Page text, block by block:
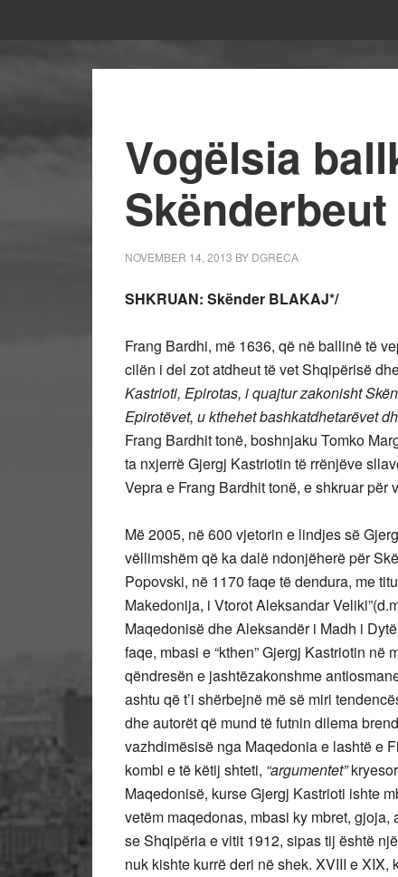
Vogëlsia
Skënderbeut
NOVEMBER 14, 2013 BY DGRECA
SHKRUAN: Skënder BLAKAJ*/
Frang Bardhi, më 1636, që në ballinë të
cilën i del zot atdheut të vet Shqipërisë
Kastrioti, Epirotas, i quajtur zakonisht
Epirotëvet, u kthehet bashkatdhetarëvet
Frang Bardhit tonë, boshnjaku Tomko
ta nxjerrë Gjergj Kastriotin të rrënjëve
Vepra e Frang Bardhit tonë, e shkruar
Më 2005, në 600 vjetorin e lindjes së
vëllimshëm që ka dalë ndonjëherë për
Popovski, në 1170 faqe të dendura, me
Makedonija, i Vtorot Aleksandar
Maqedonisë dhe Aleksandër i Madh i
faqe, mbasi e “kthen” Gjergj Kastriotin
qëndresën e jashtëzakonshme
ashtu që t’i shërbejnë më së miri
dhe autorët që mund të futnin dilema
vazhdimësisë nga Maqedonia e lashtë e
kombi e të këtij shteti, “argumentet”
Maqedonisë, kurse Gjergj Kastrioti ishte
vetëm maqedonas, mbasi ky mbret,
se Shqipëria e vitit 1912, sipas tij është
nuk kishte kurrë deri në shek. XVIII e